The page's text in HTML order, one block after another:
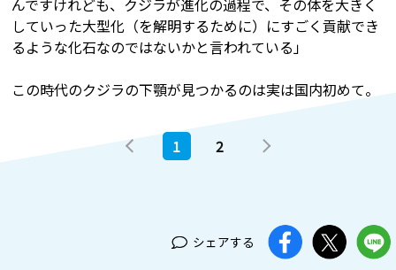
んですけれども、クジラが進化の過程で、その体を大きく
していった大型化（を解明するために）にすごく貢献でき
るような化石なのではないかと言われている」
この時代のクジラの下顎が見つかるのは実は国内初めて。
1 2
シェアする